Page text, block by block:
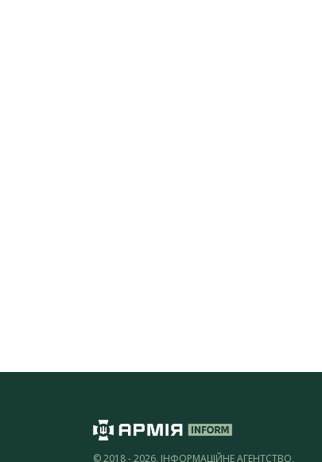
© 2018 - 2026, ІНФОРМАЦІЙНЕ АГЕНТСТВО,